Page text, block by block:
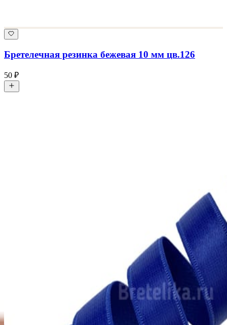
Бретелечная резинка бежевая 10 мм цв.126
50 ₽